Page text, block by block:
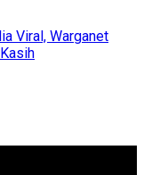
Viral, Warganet